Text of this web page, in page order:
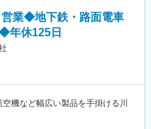
営業◆地下鉄・路面電車
年休125日
機など幅広い製品を手掛ける川